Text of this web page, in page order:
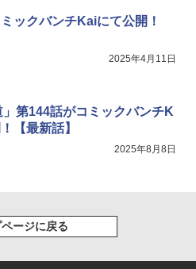
ックバンチKaiにて公開！
2025年4月11日
」第144話がコミックバンチK
【最新話】
2025年8月8日
ページに戻る